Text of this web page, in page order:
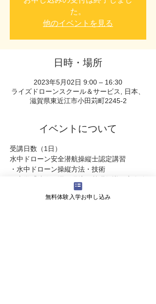
た。
他のイベントを見る
日時・場所
2023年5月02日 9:00 – 16:30
ライズドローンスクール＆サービス, 日本、
滋賀県東近江市小田苅町2245-2
イベントについて
受講日数（1日）
水中ドローン安全潜航操縦士認定講習
・水中ドローン操縦方法・技術
​・水中ドローン安全潜航操縦士 技能認定の
無料体験入学お申し込み